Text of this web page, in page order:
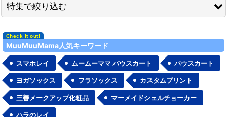
2026年新春福袋
ドレス・ワンピース 各種
トップス＆パーカー
ボトムス
オンデマンド プリント
特集で絞り込む
無地ボディ
セール品&見切り品
ネコポス対応商品一覧
舞台衣装／ステージ衣装
MuuMuuMama人気キーワード
スマホレイ ムームーママ パウスカート パウスカート
ヨガソックス フラソックス カスタムプリント
三善メークアップ化粧品 マーメイドシェルチョーカー
ハラのレイ